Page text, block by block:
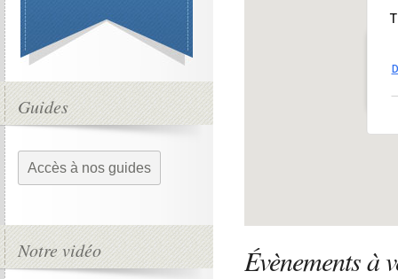
Guides
Accès à nos guides
Notre vidéo Évènements à